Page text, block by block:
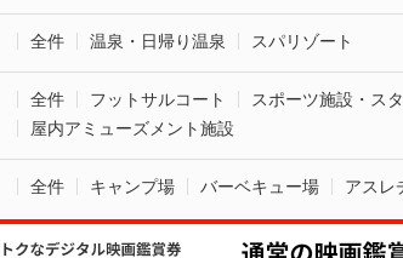
全件 温泉・日帰り温泉 スパリゾート
全件 フットサルコート スポーツ施設・ス
屋内アミューズメント施設
全件 キャンプ場 バーベキュー場 アスレ